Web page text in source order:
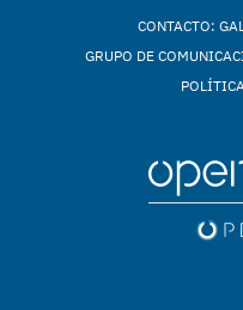
CONTACTO:
GRUPO DE